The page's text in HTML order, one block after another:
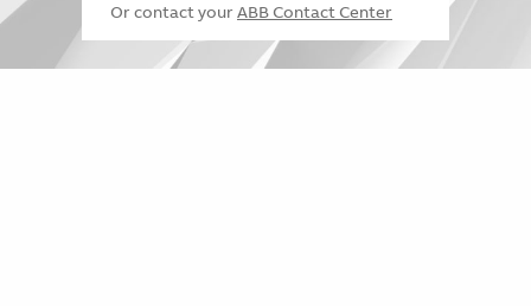
Or contact your ABB Contact Center